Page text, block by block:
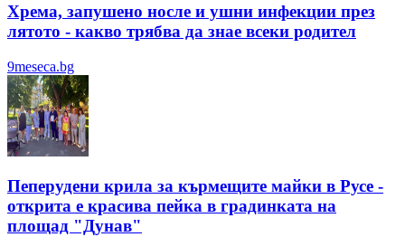
Хрема, запушено носле и ушни инфекции през
лятотo - какво трябва да знае всеки родител
9meseca.bg
Пеперудени крила за кърмещите майки в Русе -
открита е красива пейка в градинката на
площад "Дунав"